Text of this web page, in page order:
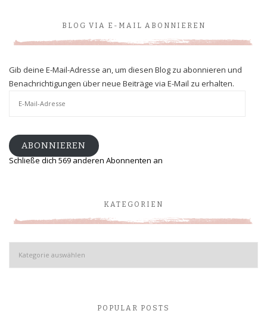
BLOG VIA E-MAIL ABONNIEREN
Gib deine E-Mail-Adresse an, um diesen Blog zu abonnieren und
Benachrichtigungen über neue Beiträge via E-Mail zu erhalten.
ABONNIEREN
Schließe dich 569 anderen Abonnenten an
KATEGORIEN
Kategorien
POPULAR POSTS